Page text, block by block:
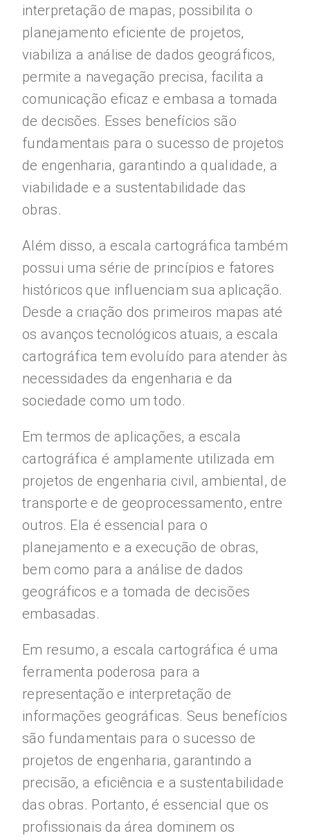
interpretação de mapas, possibilita o
planejamento eficiente de projetos,
viabiliza a análise de dados geográficos,
permite a navegação precisa, facilita a
comunicação eficaz e embasa a tomada
de decisões. Esses benefícios são
fundamentais para o sucesso de projetos
de engenharia, garantindo a qualidade, a
viabilidade e a sustentabilidade das
obras.
Além disso, a escala cartográfica também
possui uma série de princípios e fatores
históricos que influenciam sua aplicação.
Desde a criação dos primeiros mapas até
os avanços tecnológicos atuais, a escala
cartográfica tem evoluído para atender às
necessidades da engenharia e da
sociedade como um todo.
Em termos de aplicações, a escala
cartográfica é amplamente utilizada em
projetos de engenharia civil, ambiental, de
transporte e de geoprocessamento, entre
outros. Ela é essencial para o
planejamento e a execução de obras,
bem como para a análise de dados
geográficos e a tomada de decisões
embasadas.
Em resumo, a escala cartográfica é uma
ferramenta poderosa para a
representação e interpretação de
informações geográficas. Seus benefícios
são fundamentais para o sucesso de
projetos de engenharia, garantindo a
precisão, a eficiência e a sustentabilidade
das obras. Portanto, é essencial que os
profissionais da área dominem os